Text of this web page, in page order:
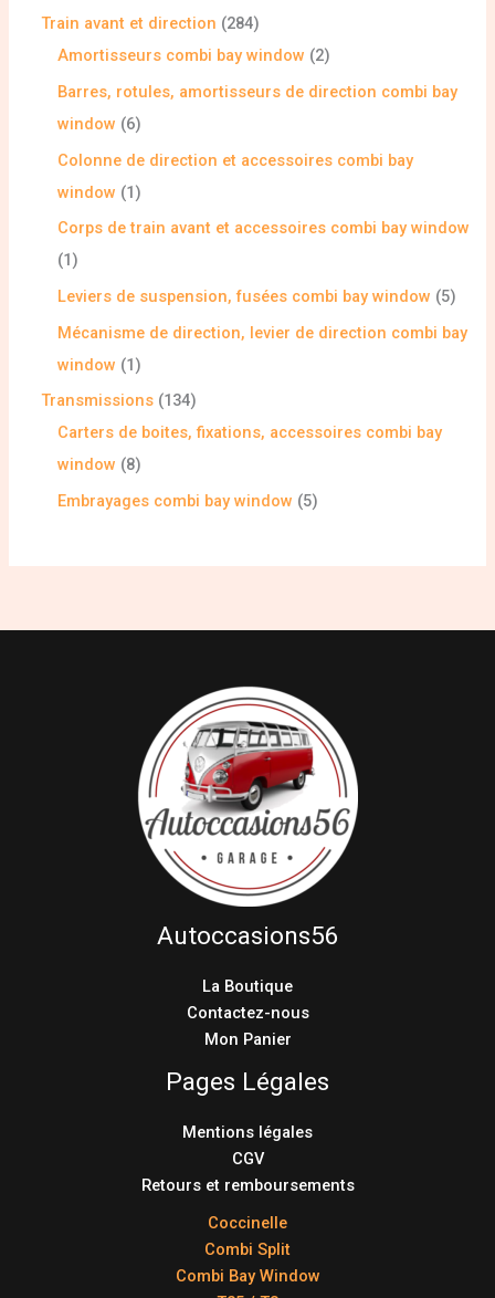
Train avant et direction
284
Amortisseurs combi bay window
2
Barres, rotules, amortisseurs de direction combi bay
window
6
Colonne de direction et accessoires combi bay
window
1
Corps de train avant et accessoires combi bay window
1
Leviers de suspension, fusées combi bay window
5
Mécanisme de direction, levier de direction combi bay
window
1
Transmissions 134
Carters de boites, fixations, accessoires combi bay
window
8
Embrayages combi bay window
5
Autoccasions56
La Boutique
Contactez-nous
Mon Panier
Pages Légales
Mentions légales
CGV
Retours et remboursements
Coccinelle
Combi Split
Combi Bay Window